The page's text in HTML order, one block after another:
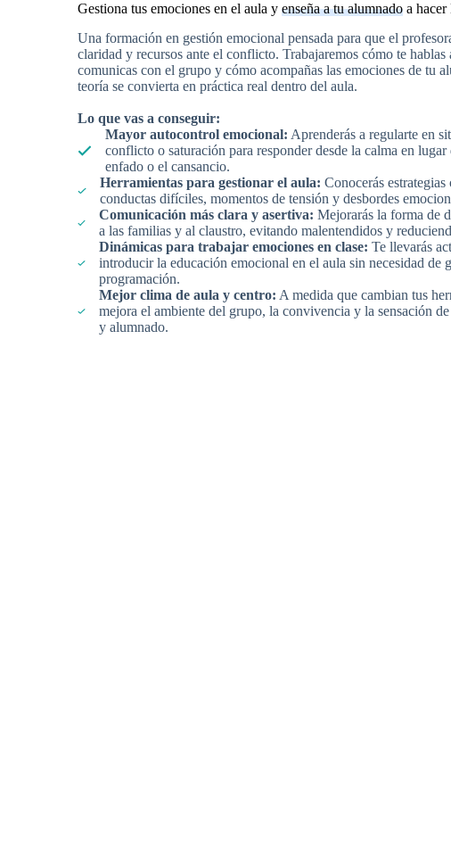
Gestiona tus emociones en el aula yenseña a tu alumnado a
Una formación en gestión emocional pensada para que el
claridad y recursos ante el conflicto. Trabajaremos cómo te hablas
comunicas con el grupo y cómo acompañas las emociones de tu
teoría se convierta en práctica real dentro del aula.
Lo que vas a conseguir:
Mayor autocontrol emocional: Aprenderás a regularte en
conflicto o saturación para responder desde la calma en lugar
enfado o el cansancio.
Herramientas para gestionar el aula: Conocerás
conductas difíciles, momentos de tensión y desbordes
Comunicación más clara y asertiva: Mejorarás la forma de
a las familias y al claustro, evitando malentendidos y
Dinámicas para trabajar emociones en clase: Te llevarás
introducir la educación emocional en el aula sin necesidad de
programación.
Mejor clima de aula y centro: A medida que cambian tus
mejora el ambiente del grupo, la convivencia y la sensación
y alumnado.